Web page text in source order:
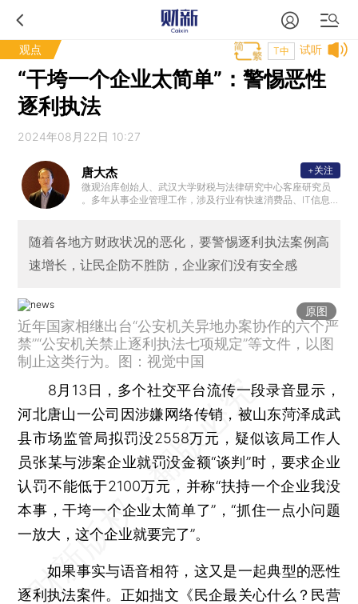
观点 试听
T中
“干垮一个企业太简单”：警惕恶性
逐利执法
2024年08月22日 10:27
唐大杰
微观治库创始人、武汉大学财税与法律研究中心客座研究员
。多年从事企业管理工作，涉及行业有快速消费品、IT信息技
+关注
随着各地方财政状况的恶化，要警惕逐利执法案例高
速增长，让民企防不胜防，企业家们没有安全感
原图
近年国家相继出台“公安机关异地办案协作的六个严
禁”“公安机关禁止逐利执法七项规定”等文件，以图
制止这类行为。图：视觉中国
8月13日，多个社交平台流传一段录音显示，
河北唐山一公司因涉嫌网络传销，被山东菏泽成武
县市场监管局拟罚没2558万元，疑似该局工作人
员张某与涉案企业就罚没金额“谈判”时，要求企业
认罚不能低于2100万元，并称“扶持一个企业我没
本事，干垮一个企业太简单了”，“抓住一点小问题
一放大，这个企业就要完了”。
如果事实与语音相符，这又是一起典型的恶性
逐利执法案件。正如拙文《民企最关心什么？民营